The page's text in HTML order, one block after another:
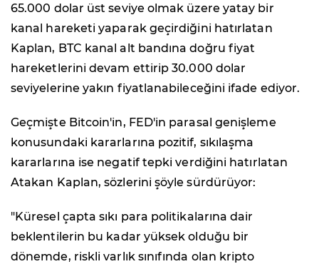
65.000 dolar üst seviye olmak üzere yatay bir
kanal hareketi yaparak geçirdiğini hatırlatan
Kaplan, BTC kanal alt bandına doğru fiyat
hareketlerini devam ettirip 30.000 dolar
seviyelerine yakın fiyatlanabileceğini ifade ediyor.
Geçmişte Bitcoin'in, FED'in parasal genişleme
konusundaki kararlarına pozitif, sıkılaşma
kararlarına ise negatif tepki verdiğini hatırlatan
Atakan Kaplan, sözlerini şöyle sürdürüyor:
"Küresel çapta sıkı para politikalarına dair
beklentilerin bu kadar yüksek olduğu bir
dönemde, riskli varlık sınıfında olan kripto